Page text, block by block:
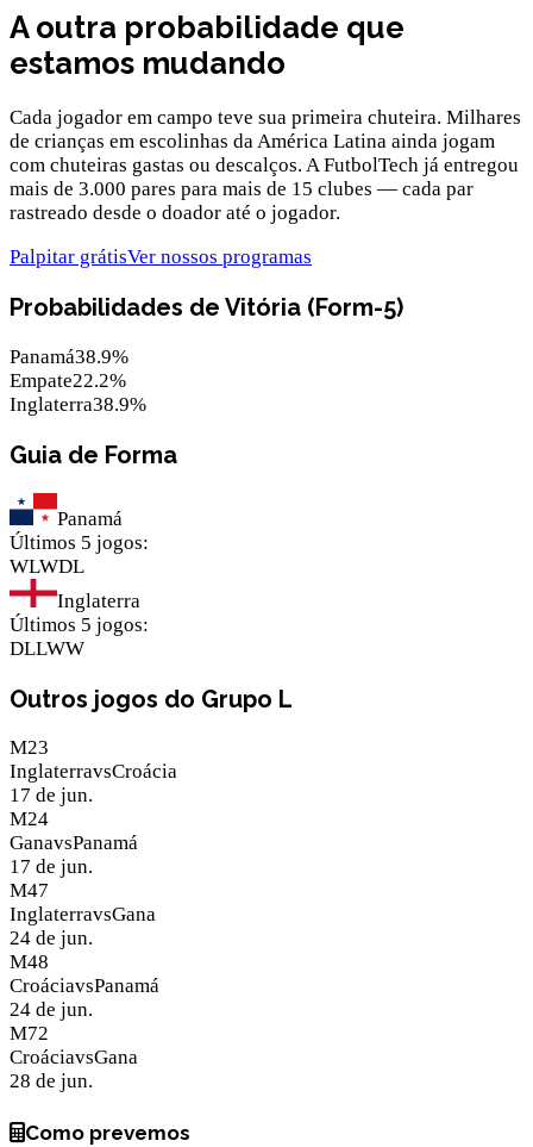
A outra probabilidade que
estamos mudando
Cada jogador em campo teve sua primeira chuteira. Milhares
de crianças em escolinhas da América Latina ainda jogam
com chuteiras gastas ou descalços. A FutbolTech já entregou
mais de 3.000 pares para mais de 15 clubes — cada par
rastreado desde o doador até o jogador.
Palpitar grátisVer nossos programas
Probabilidades de Vitória (Form-5)
Panamá38.9%
Empate22.2%
Inglaterra38.9%
Guia de Forma
Panamá
Últimos 5 jogos:
WLWDL
Inglaterra
Últimos 5 jogos:
DLLWW
Outros jogos do Grupo L
M23
InglaterravsCroácia
17 de jun.
M24
GanavsPanamá
17 de jun.
M47
InglaterravsGana
24 de jun.
M48
CroáciavsPanamá
24 de jun.
M72
CroáciavsGana
28 de jun.
Como prevemos